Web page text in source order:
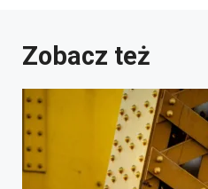
Zobacz też